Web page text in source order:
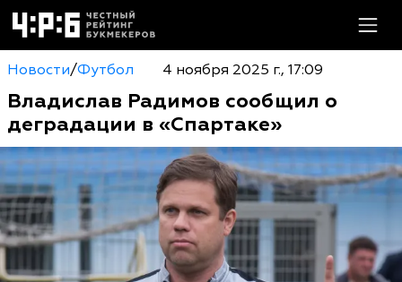
Новости/Футбол 4 ноября 2025 г., 17:09
Владислав Радимов сообщил о
деградации в «Спартаке»